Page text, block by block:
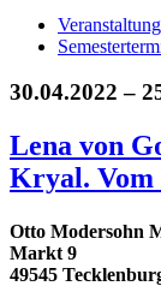
30.04.2022 –
Lena von
Kryal. Vom
Otto Modersohn
Markt 9
49545